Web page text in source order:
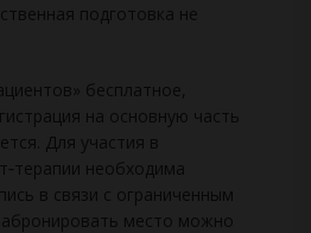
подготовка не
бесплатное,
на основную часть
Для участия в
необходима
в связи с ограниченным
место можно